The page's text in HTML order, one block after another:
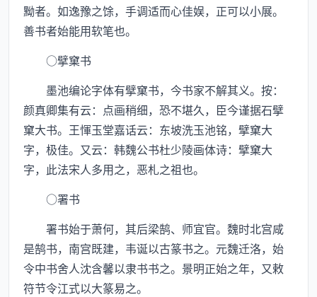
黝者。如逸豫之馀，手调适而心佳娱，正可以小展。
善书者始能用软笔也。
○擘窠书
墨池编论字体有擘窠书，今书家不解其义。按：
颜真卿集有云：点画稍细，恐不堪久，臣今谨据石擘
窠大书。王惲玉堂嘉话云：东坡洗玉池铭，擘窠大
字，极佳。又云：韩魏公书杜少陵画体诗：擘窠大
字，此法宋人多用之，恶札之祖也。
○署书
署书始于萧何，其后梁鹄、师宜官。魏时北宫咸
是鹄书，南宫既建，韦诞以古篆书之。元魏迁洛，始
令中书舍人沈含馨以隶书书之。景明正始之年，又敕
符节令江式以大篆易之。